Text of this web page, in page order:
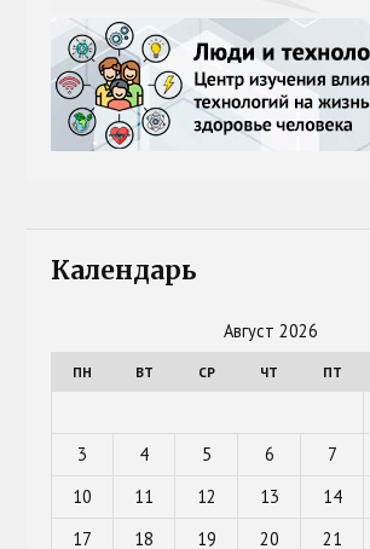
Календарь
Август 2026
ПН ВТ СР ЧТ ПТ
3
4 5 6 7
10
11 12 13 14
17
18 19 20 21